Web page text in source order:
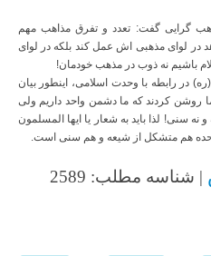
گرایی گفت: تعدد و تفرق مذاهب مهم
لوای مذهبی اش عمل کند بلکه در لوای
باشیم نه ذوب در مذهب خودمان!
(ره) در رابطه با وحدت اسلامی، اینطور بیان
روشن کردند که ما دشمن واحد داریم ولی
سنی! لذا باید به شعار یا ایها المسلمون
واحده هم متشکل از شیعه و هم سنی است.
| شناسه مطلب: 2589